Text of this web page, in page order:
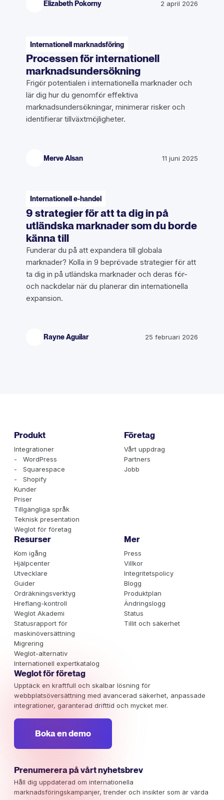
Elizabeth Pokorny 2 april 2026
Internationell marknadsföring
Processen för internationell
marknadsundersökning
Frigör potentialen i internationella marknader och
lär dig hur du genomför effektiva
marknadsundersökningar, minimerar risker och
identifierar tillväxtmöjligheter.
Merve Alsan 11 juni 2025
Internationell e-handel
9 strategier för att ta dig in på
utländska marknader som du borde
känna till
Funderar du på att expandera till globala
marknader? Kolla in 9 beprövade strategier för att
ta dig in på utländska marknader och deras för-
och nackdelar när du planerar din internationella
expansion.
Rayne Aguilar 25 februari 2026
Produkt
Integrationer
- WordPress
- Squarespace
- Shopify
Kunder
Priser
Tillgängliga språk
Teknisk presentation
Weglot för företag
Företag
Vårt uppdrag
Partners
Jobb
Resurser
Kom igång
Hjälpcenter
Utvecklare
Guider
Ordräkningsverktyg
Hreflang-kontroll
Weglot Akademi
Statusrapport för
maskinöversättning
Migrering
Weglot-alternativ
Internationell expertkatalog
Mer
Press
Villkor
Integritetspolicy
Blogg
Produktplan
Ändringslogg
Status
Tillit och säkerhet
Weglot för företag
Upptäck en kraftfull och skalbar lösning för
webbplatsöversättning med avancerad säkerhet, anpassade
integrationer, garanterad drifttid och mycket mer.
Boka en demo
Prenumerera på vårt nyhetsbrev
Håll dig uppdaterad om internationella
marknadsföringskampanjer, trender och insikter som är värda